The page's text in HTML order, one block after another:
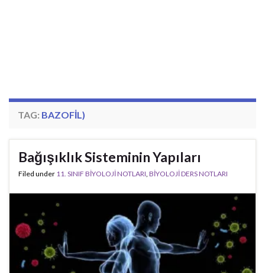
TAG: BAZOFIL)
Bağışıklık Sisteminin Yapıları
Filed under 11. SINIF BİYOLOJİ NOTLARI BİYOLOJİ DERS NOTLARI